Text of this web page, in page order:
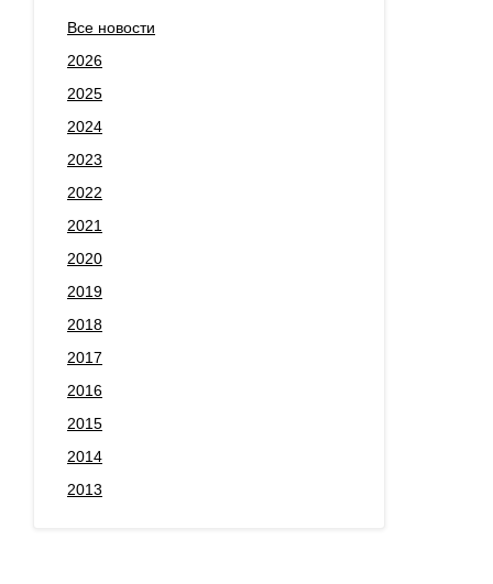
Все новости
2026
2025
2024
2023
2022
2021
2020
2019
2018
2017
2016
2015
2014
2013